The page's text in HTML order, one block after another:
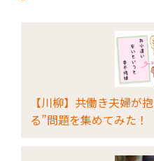
【川柳】共働き夫婦が
る”問題を集めてみた